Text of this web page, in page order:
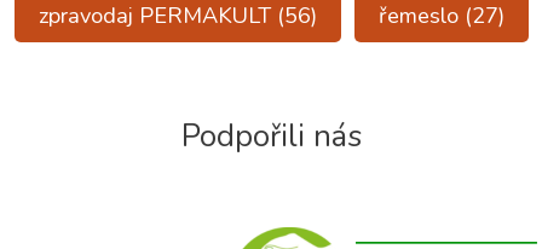
zpravodaj PERMAKULT(56) řemeslo(27)
Podpořili nás